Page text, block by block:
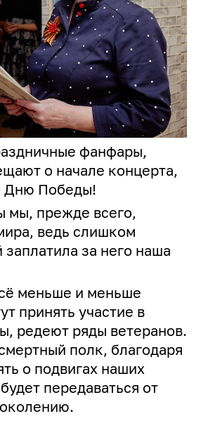
фанфары,
о начале концерта,
Дню Победы!
мы, прежде всего,
ведь слишком
за него наша
меньше и меньше
принять участие в
редеют ряды ветеранов.
полк, благодаря
о подвигах наших
передаваться от